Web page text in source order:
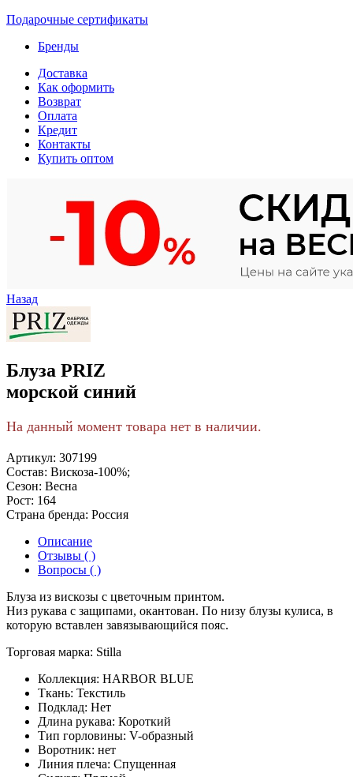
Подарочные сертификаты
Бренды
Доставка
Как оформить
Возврат
Оплата
Кредит
Контакты
Купить оптом
Назад
Блуза PRIZ
морской синий
На данный момент товара нет в наличии.
Артикул: 307199
Состав: Вискоза-100%;
Сезон: Весна
Рост: 164
Страна бренда: Россия
Описание
Отзывы ( )
Вопросы ( )
Блуза из вискозы с цветочным принтом.
Низ рукава с защипами, окантован. По низу блузы кулиса, в
которую вставлен завязывающийся пояс.
Торговая марка: Stilla
Коллекция: HARBOR BLUE
Ткань: Текстиль
Подклад: Нет
Длина рукава: Короткий
Тип горловины: V-образный
Воротник: нет
Линия плеча: Спущенная